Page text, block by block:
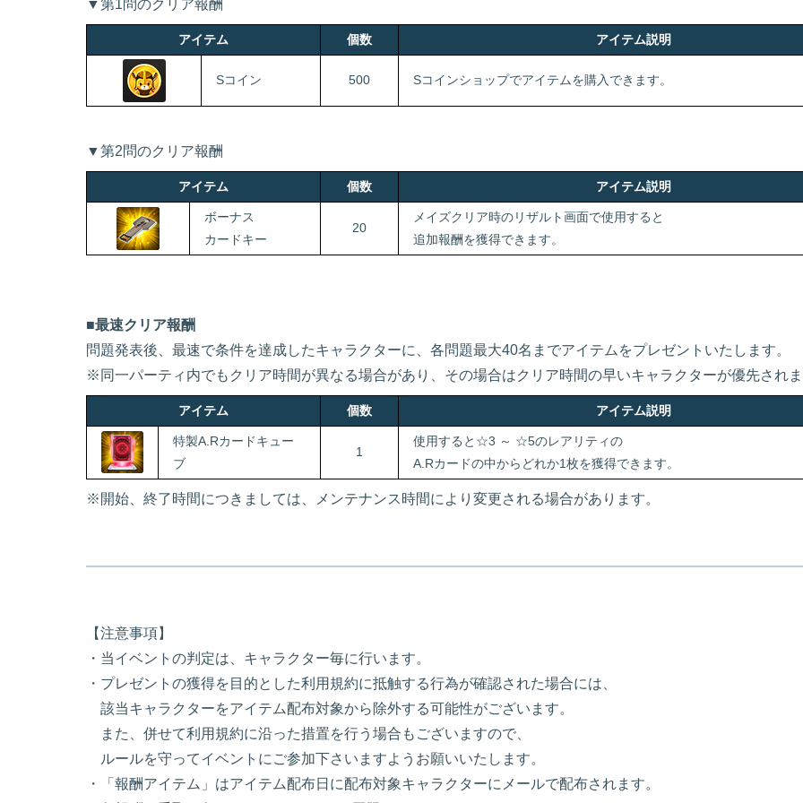
▼第1問のクリア報酬
アイテム 個数 アイテム説明
Sコイン 500 Sコインショップでアイテムを購入できます。
▼第2問のクリア報酬
アイテム 個数 アイテム説明
ボーナス
カードキー
20
メイズクリア時のリザルト画面で使用すると
追加報酬を獲得できます。
■最速クリア報酬
問題発表後、最速で条件を達成したキャラクターに、各問題最大40名までアイテムをプレゼントいたします。
※同一パーティ内でもクリア時間が異なる場合があり、その場合はクリア時間の早いキャラクターが優先され
アイテム 個数 アイテム説明
特製A.Rカードキュー
ブ
1
使用すると☆3 ～ ☆5のレアリティの
A.Rカードの中からどれか1枚を獲得できます。
※開始、終了時間につきましては、メンテナンス時間により変更される場合があります。
【注意事項】
・当イベントの判定は、キャラクター毎に行います。
・プレゼントの獲得を目的とした利用規約に抵触する行為が確認された場合には、
該当キャラクターをアイテム配布対象から除外する可能性がございます。
また、併せて利用規約に沿った措置を行う場合もございますので、
ルールを守ってイベントにご参加下さいますようお願いいたします。
・「報酬アイテム」はアイテム配布日に配布対象キャラクターにメールで配布されます。